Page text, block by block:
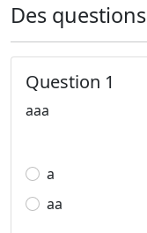
Des questions
Question 1
ааа
а
аа